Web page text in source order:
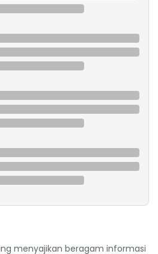
menyajikan beragam informasi